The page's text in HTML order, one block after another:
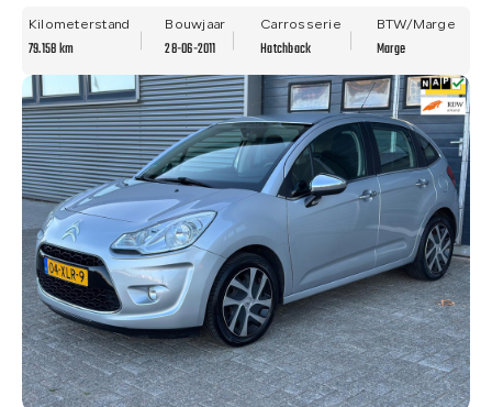
Kilometerstand
79.158 km
Bouwjaar
28-06-2011
Carrosserie
Hatchback
BTW/Marge
Marge